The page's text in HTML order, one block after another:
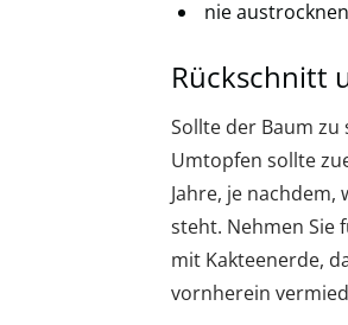
nie
Rückschnitt
Sollte der Baum
Umtopfen sollte
Jahre, je
steht. Nehmen Sie
mit Kakteenerde,
vornherein